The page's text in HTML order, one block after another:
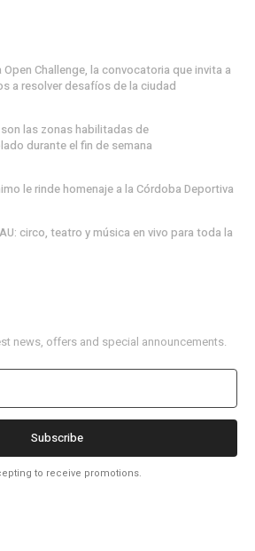
Challenge, la convocatoria que invita a
a resolver desafíos de la ciudad
las zonas habilitadas de
durante el fin de semana
le rinde homenaje a la Córdoba Deportiva
circo, teatro y música en vivo para toda la
news, offers and special announcements.
Subscribe
to receive promotions.